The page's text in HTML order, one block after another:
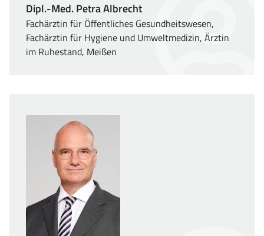
Dipl.-Med. Petra Albrecht
Fachärztin für Öffentliches Gesundheitswesen,
Fachärztin für Hygiene und Umweltmedizin, Ärztin
im Ruhestand, Meißen